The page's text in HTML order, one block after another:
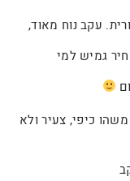
עקב נוח מאוד,
במחיר גמיש למי
כיפי, צעיר ולא